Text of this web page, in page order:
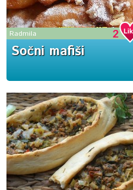
Radmila 2
Sočni mafiši